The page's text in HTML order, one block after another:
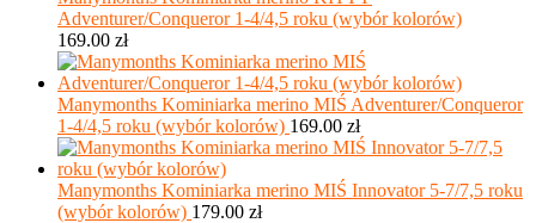
Adventurer/Conqueror 1-4/4,5 roku (wybór kolorów)
169.00 zł
Manymonths Kominiarka merino MIŚ Adventurer/Conqueror
1-4/4,5 roku (wybór kolorów) 169.00 zł
Manymonths Kominiarka merino MIŚ Innovator 5-7/7,5 roku
(wybór kolorów) 179.00 zł